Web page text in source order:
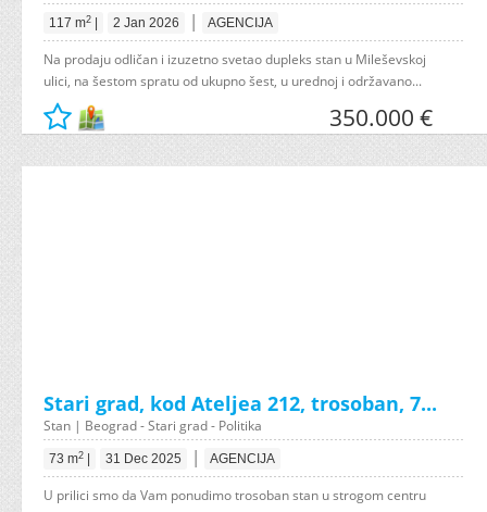
117 m2 2 Jan 2026 | AGENCIJA
Na prodaju odličan i izuzetno svetao dupleks stan u Mileševskoj
ulici, na šestom spratu od ukupno šest, u urednoj i održavano...
350.000 €
Stari grad, kod Ateljea 212, trosoban, 7...
Stan | Beograd - Stari grad - Politika
73 m2 31 Dec 2025 | AGENCIJA
U prilici smo da Vam ponudimo trosoban stan u strogom centru